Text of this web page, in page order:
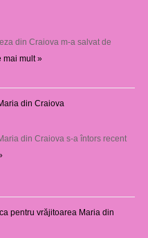
din Craiova m-a salvat de
mai mult »
din Craiova
din Craiova s-a întors recent
pentru vrăjitoarea Maria din